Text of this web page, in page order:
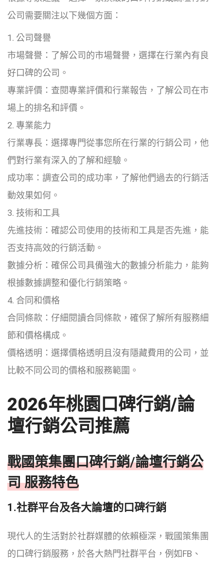
公司需要關注以下幾個方面：
1. 公司聲譽
市場聲譽：了解公司的市場聲譽，選擇在行業內有良
好口碑的公司。
專業評價：查閱專業評價和行業報告，了解公司在市
場上的排名和評價。
2. 專業能力
行業專長：選擇專門從事您所在行業的行銷公司，他
們對行業有深入的了解和經驗。
成功率：調查公司的成功率，了解他們過去的行銷活
動效果如何。
3. 技術和工具
先進技術：確認公司使用的技術和工具是否先進，能
否支持高效的行銷活動。
數據分析：確保公司具備強大的數據分析能力，能夠
根據數據調整和優化行銷策略。
4. 合同和價格
合同條款：仔細閱讀合同條款，確保了解所有服務細
節和價格構成。
價格透明：選擇價格透明且沒有隱藏費用的公司，並
比較不同公司的價格和服務範圍。
2026年桃園口碑行銷/論
壇行銷公司推薦
戰國策集團口碑行銷/論壇行銷公
司 服務特色
1.社群平台及各大論壇的口碑行銷
現代人的生活對於社群媒體的依賴極深，戰國策集團
的口碑行銷服務，於各大熱門社群平台，例如FB、